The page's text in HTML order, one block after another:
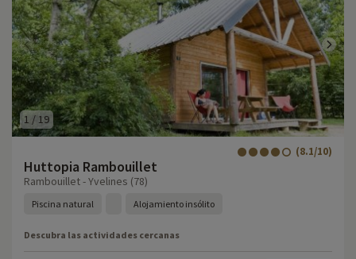
1 / 19
Huttopia Rambouillet
(8.1/10)
Rambouillet - Yvelines (78)
Piscina natural Alojamiento insólito
Descubra las actividades cercanas